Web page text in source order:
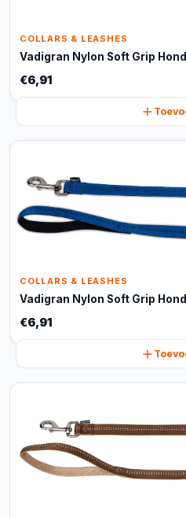
COLLARS & LEASHES
Vadigran Nylon Soft Grip
€6,91
COLLARS & LEASHES
Vadigran Nylon Soft Grip
€6,91